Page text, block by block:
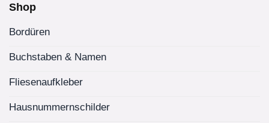
Shop
Bordüren
Buchstaben & Namen
Fliesenaufkleber
Hausnummernschilder